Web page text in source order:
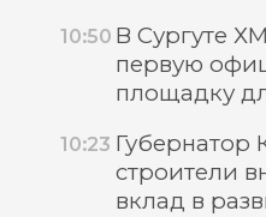
10:50 В Сургуте
первую
площадку
10:23 Губернатор
строители
вклад в